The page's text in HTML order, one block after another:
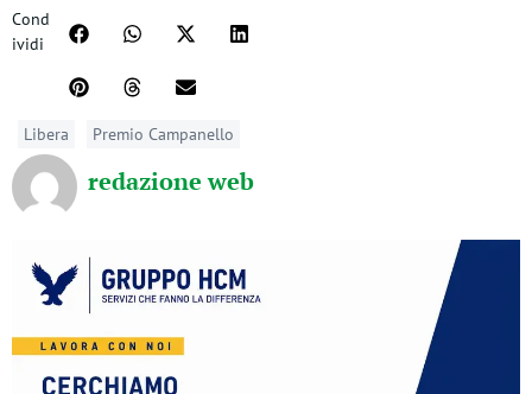
Cond
ividi
Libera Premio Campanello
redazione web